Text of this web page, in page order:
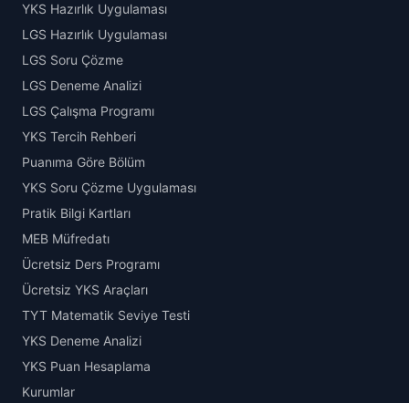
YKS Hazırlık Uygulaması
LGS Hazırlık Uygulaması
LGS Soru Çözme
LGS Deneme Analizi
LGS Çalışma Programı
YKS Tercih Rehberi
Puanıma Göre Bölüm
YKS Soru Çözme Uygulaması
Pratik Bilgi Kartları
MEB Müfredatı
Ücretsiz Ders Programı
Ücretsiz YKS Araçları
TYT Matematik Seviye Testi
YKS Deneme Analizi
YKS Puan Hesaplama
Kurumlar